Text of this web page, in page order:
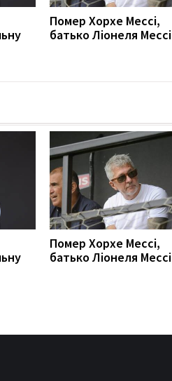
Помер Хорхе Мессі,
батько Ліонеля Мессі
Помер Хорхе Мессі,
батько Ліонеля Мессі